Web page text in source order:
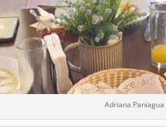
Adriana